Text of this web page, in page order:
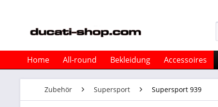
Home All-round Bekleidung Accessoires
Zubehör Supersport Supersport 939